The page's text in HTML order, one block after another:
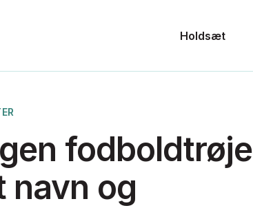
Holdsæt
fodboldtrøje
navn og